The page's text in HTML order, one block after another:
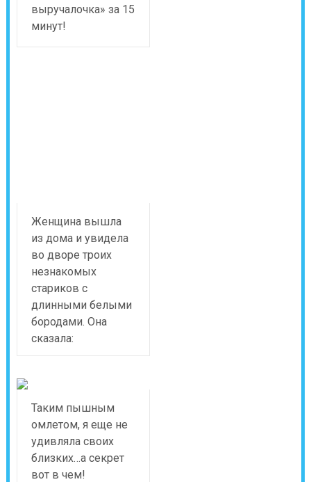
выручалочка» за 15
минут!
Женщина вышла
из дома и увидела
во дворе троих
незнакомых
стариков с
длинными белыми
бородами. Она
сказала:
Таким пышным
омлетом, я еще не
удивляла своих
близких…а секрет
вот в чем!